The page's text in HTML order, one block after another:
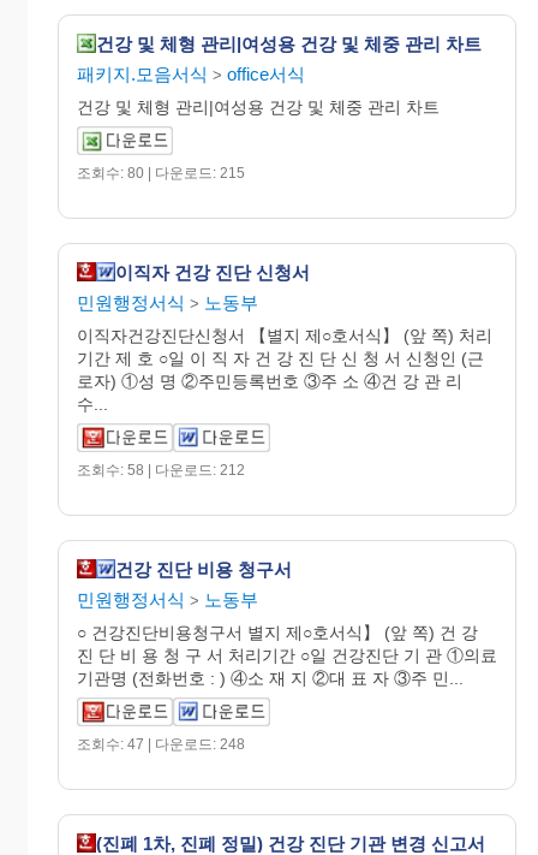
건강 및 체형 관리|여성용 건강 및 체중 관리 차트
패키지.모음서식 > office서식
건강 및 체형 관리|여성용 건강 및 체중 관리 차트
조회수: 80 | 다운로드: 215
이직자 건강 진단 신청서
민원행정서식 > 노동부
이직자건강진단신청서 【별지 제○호서식】 (앞 쪽) 처리
기간 제 호 ○일 이 직 자 건 강 진 단 신 청 서 신청인 (근
로자) ①성 명 ②주민등록번호 ③주 소 ④건 강 관 리
수...
조회수: 58 | 다운로드: 212
건강 진단 비용 청구서
민원행정서식 > 노동부
○ 건강진단비용청구서 별지 제○호서식】 (앞 쪽) 건 강
진 단 비 용 청 구 서 처리기간 ○일 건강진단 기 관 ①의료
기관명 (전화번호 : ) ④소 재 지 ②대 표 자 ③주 민...
조회수: 47 | 다운로드: 248
(진폐 1차, 진폐 정밀) 건강 진단 기관 변경 신고서